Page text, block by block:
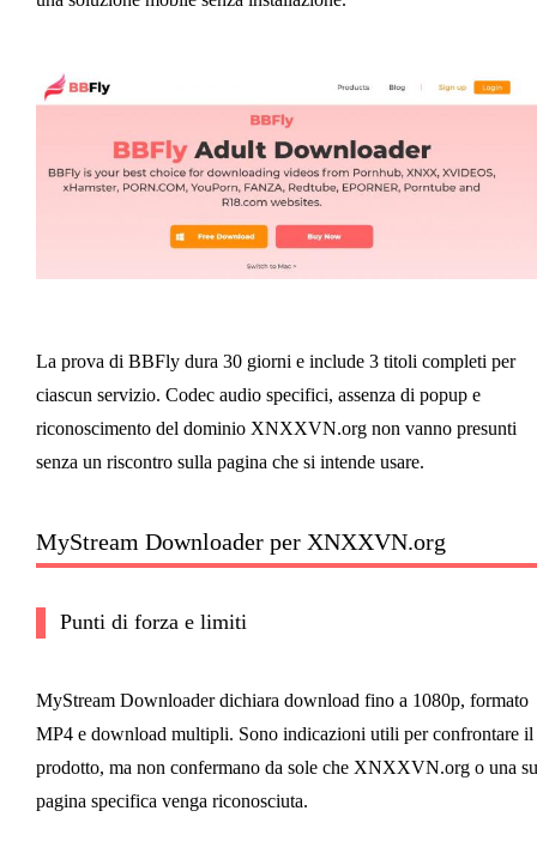
La prova di BBFly dura 30 giorni e include 3 titoli completi per
ciascun servizio. Codec audio specifici, assenza di popup e
riconoscimento del dominio XNXXVN.org non vanno presunti
senza un riscontro sulla pagina che si intende usare.
MyStream Downloader per XNXXVN.org
Punti di forza e limiti
MyStream Downloader dichiara download fino a 1080p, formato
MP4 e download multipli. Sono indicazioni utili per confrontare il
prodotto, ma non confermano da sole che XNXXVN.org o una
pagina specifica venga riconosciuta.